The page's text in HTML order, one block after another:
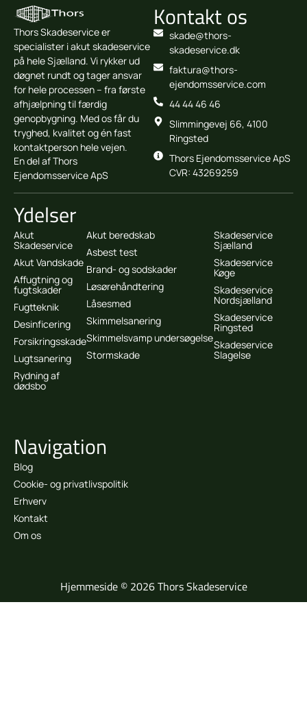
Thors Skadeservice er
specialister i akut skadeservice
på hele Sjælland. Vi rykker ud
døgnet rundt og tager ansvar
for hele processen – fra første
afhjælpning til færdig
genopbygning. Med os får du
tryghed, kvalitet og én fast
kontaktperson hele vejen.
En del af Thors
Ejendomsservice ApS
Kontakt os
skade@thors-
skadeservice.dk
faktura@thors-
ejendomsservice.com
44 44 46 46
Slimmingevej 66, 4100
Ringsted
Thors Ejendomsservice ApS
CVR: 43269259
Ydelser
Akut
Skadeservice
Akut Vandskade
Affugtning og
fugtskader
Fugtteknik
Desinficering
Forsikringsskade
Lugtsanering
Rydning af
dødsbo
Akut beredskab
Asbest test
Brand- og sodskader
Løsørehåndtering
Låsesmed
Skimmelsanering
Skimmelsvamp undersøgelse
Stormskade
Skadeservice
Sjælland
Skadeservice
Køge
Skadeservice
Nordsjælland
Skadeservice
Ringsted
Skadeservice
Slagelse
Navigation
Blog
Cookie- og privatlivspolitik
Erhverv
Kontakt
Om os
Hjemmeside © 2026 Thors Skadeservice